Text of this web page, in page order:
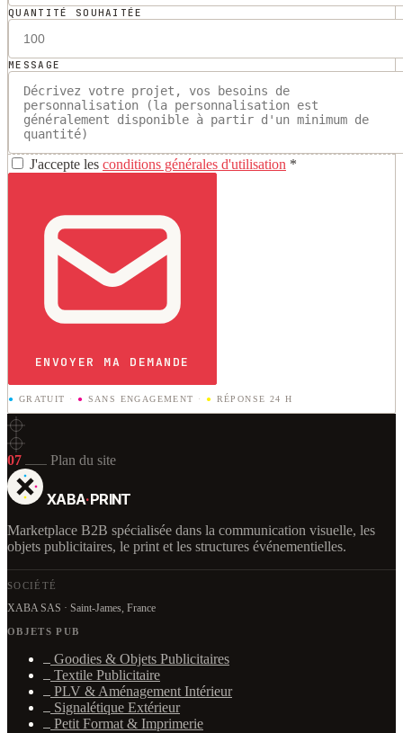
QUANTITÉ SOUHAITÉE
MESSAGE
J'accepte les conditions générales d'utilisation *
ENVOYER MA DEMANDE
● GRATUIT · ● SANS ENGAGEMENT · ● RÉPONSE 24 H
07 Plan du site
XABA·PRINT
Marketplace B2B spécialisée dans la communication visuelle, les
objets publicitaires, le print et les structures événementielles.
SOCIÉTÉ
XABA SAS · Saint-James, France
OBJETS PUB
Goodies & Objets Publicitaires
Textile Publicitaire
PLV & Aménagement Intérieur
Signalétique Extérieur
Petit Format & Imprimerie